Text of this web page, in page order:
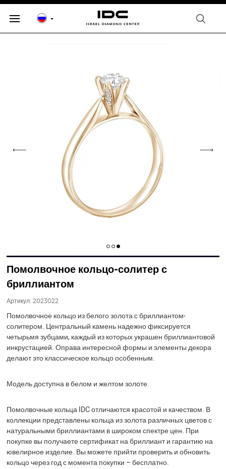
Помолвочное кольцо-солитер с
бриллиантом
Артикул:2023022
Помолвочное кольцо из белого золота с бриллиантом-
солитером. Центральный камень надежно фиксируется
четырьмя зубцами, каждый из которых украшен бриллиантовой
инкрустацией. Оправа интересной формы и элементы декора
делают это классическое кольцо особенным.
Модель доступна в белом и желтом золоте.
Помолвочные кольца IDC отличаются красотой и качеством. В
коллекции представлены кольца из золота различных цветов с
натуральными бриллиантами в широком спектре цен. При
покупке вы получаете сертификат на бриллиант и гарантию на
ювелирное изделие. Вы можете прийти проверить и обновить
кольцо через год с момента покупки – бесплатно.